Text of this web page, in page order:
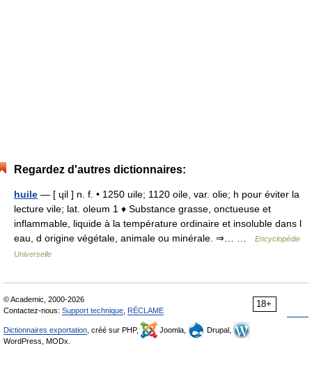
Regardez d'autres dictionnaires:
huile — [ ɥil ] n. f. • 1250 uile; 1120 oile, var. olie; h pour éviter la
lecture vile; lat. oleum 1 ♦ Substance grasse, onctueuse et
inflammable, liquide à la température ordinaire et insoluble dans l
eau, d origine végétale, animale ou minérale. ⇒… …
Encyclopédie
Universelle
18+
© Academic, 2000-2026
Contactez-nous: Support technique RÉCLAME
Dictionnaires exportation , créé sur PHP, Joomla,
Drupal,
WordPress, MODx.